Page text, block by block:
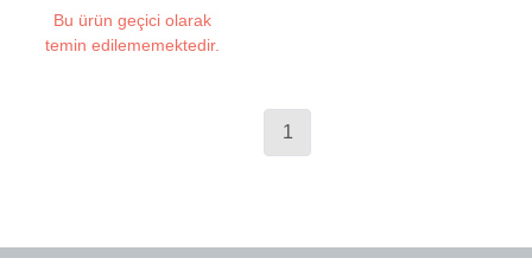
Bu ürün geçici olarak
temin edilememektedir.
1